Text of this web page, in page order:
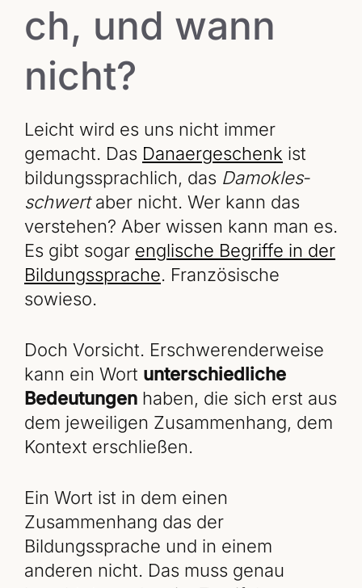
ch, und wann
nicht?
Leicht wird es uns nicht immer
gemacht. Das Danaergeschenk ist
bildungssprachlich, das Da­mo­k­les­
schwertaber nicht. Wer kann das
verstehen? Aber wissen kann man es.
Es gibt sogar englische Begriffe in der
Bildungssprache. Französische
sowieso.
Doch Vorsicht. Erschwerenderweise
kann ein Wort unterschiedliche
Bedeutungen haben, die sich erst aus
dem jeweiligen Zusammenhang, dem
Kontext erschließen.
Ein Wort ist in dem einen
Zusammenhang das der
Bildungssprache und in einem
anderen nicht. Das muss genau